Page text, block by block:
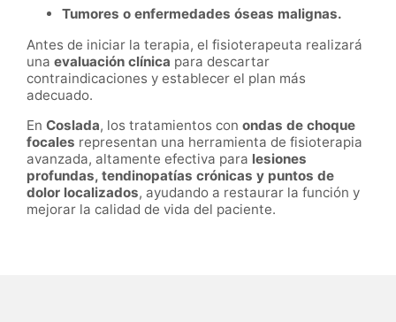
Tumores o enfermedades óseas malignas.
Antes de iniciar la terapia, el fisioterapeuta realizará
una evaluación clínica para descartar
contraindicaciones y establecer el plan más
adecuado.
En Coslada, los tratamientos con ondas de choque
focales representan una herramienta de fisioterapia
avanzada, altamente efectiva para lesiones
profundas, tendinopatías crónicas y puntos de
dolor localizados, ayudando a restaurar la función y
mejorar la calidad de vida del paciente.